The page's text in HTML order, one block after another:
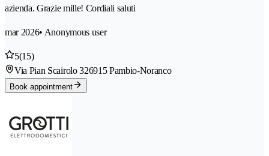
azienda. Grazie mille! Cordiali saluti
mar 2026• Anonymous user
5(15)
Via Pian Scairolo 326915 Pambio-Noranco
Book appointment